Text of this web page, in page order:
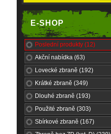
E-SHOP
Poslední produkty (12)
Akční nabídka (63)
Lovecké zbraně (192)
Krátké zbraně (349)
Dlouhé zbraně (193)
Použité zbraně (303)
Sbírkové zbraně (167)